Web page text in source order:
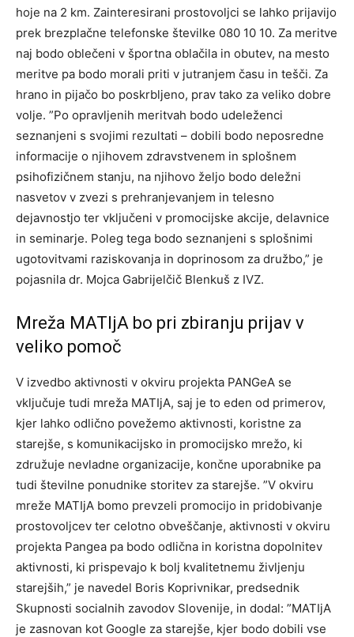
hoje na 2 km. Zainteresirani prostovoljci se lahko prijavijo
prek brezplačne telefonske številke 080 10 10. Za meritve
naj bodo oblečeni v športna oblačila in obutev, na mesto
meritve pa bodo morali priti v jutranjem času in tešči. Za
hrano in pijačo bo poskrbljeno, prav tako za veliko dobre
volje. ”Po opravljenih meritvah bodo udeleženci
seznanjeni s svojimi rezultati – dobili bodo neposredne
informacije o njihovem zdravstvenem in splošnem
psihofizičnem stanju, na njihovo željo bodo deležni
nasvetov v zvezi s prehranjevanjem in telesno
dejavnostjo ter vključeni v promocijske akcije, delavnice
in seminarje. Poleg tega bodo seznanjeni s splošnimi
ugotovitvami raziskovanja in doprinosom za družbo,” je
pojasnila dr. Mojca Gabrijelčič Blenkuš z IVZ.
Mreža MATIjA bo pri zbiranju prijav v
veliko pomoč
V izvedbo aktivnosti v okviru projekta PANGeA se
vključuje tudi mreža MATIjA, saj je to eden od primerov,
kjer lahko odlično povežemo aktivnosti, koristne za
starejše, s komunikacijsko in promocijsko mrežo, ki
združuje nevladne organizacije, končne uporabnike pa
tudi številne ponudnike storitev za starejše. ”V okviru
mreže MATIjA bomo prevzeli promocijo in pridobivanje
prostovoljcev ter celotno obveščanje, aktivnosti v okviru
projekta Pangea pa bodo odlična in koristna dopolnitev
aktivnosti, ki prispevajo k bolj kvalitetnemu življenju
starejših,” je navedel Boris Koprivnikar, predsednik
Skupnosti socialnih zavodov Slovenije, in dodal: ”MATIjA
je zasnovan kot Google za starejše, kjer bodo dobili vse